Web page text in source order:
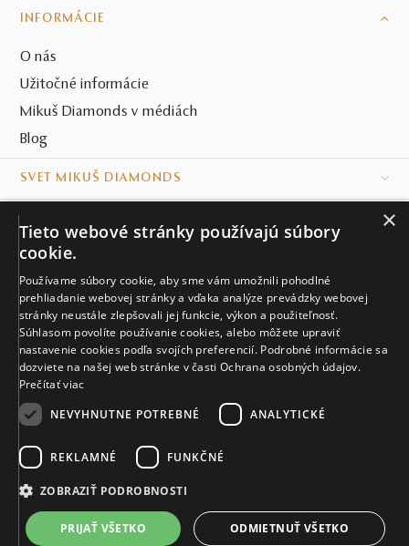
3 303 €
DO KOŠÍKA
INFORMÁCIE
O nás
Užitočné informácie
Mikuš Diamonds v médiách
Blog
SVET MIKUŠ DIAMONDS
KONTAKT
Naše klenotníctva
Sídlo spoločnosti
© MIKUŠ DIAMONDS, A.S. 2026. VŠETKY PRÁVA VYHRADENÉ.
×
Tieto webové stránky používajú súbory
cookie.
Používame súbory cookie, aby sme vám umožnili pohodlné
prehliadanie webovej stránky a vďaka analýze prevádzky webovej
stránky neustále zlepšovali jej funkcie, výkon a použiteľnosť.
Súhlasom povolíte používanie cookies, alebo môžete upraviť
nastavenie cookies podľa svojích preferencií. Podrobné informácie sa
dozviete na našej web stránke v časti Ochrana osobných údajov.
Prečítať viac
NEVYHNUTNE POTREBNÉ
ANALYTICKÉ
REKLAMNÉ FUNKČNÉ
ZOBRAZIŤ PODROBNOSTI
PRIJAŤ VŠETKO ODMIETNUŤ VŠETKO